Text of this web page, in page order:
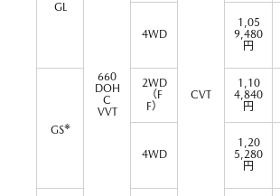
GL
660
DOH
C
VVT
CVT
4WD
1,05
9,480
円
GS※
2WD
（F
F）
1,10
4,840
円
4WD
1,20
5,280
円